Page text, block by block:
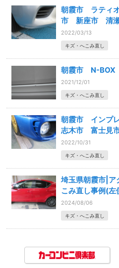
朝霞市 ラティ
市 新座市 清
2022/03/13
キズ・へこみ直し
朝霞市 N-BOX
2021/12/01
キズ・へこみ直し
朝霞市 インプ
志木市 富士見
2022/10/31
キズ・へこみ直し
埼玉県朝霞市|ア
こみ直し事例(
2024/08/06
キズ・へこみ直し